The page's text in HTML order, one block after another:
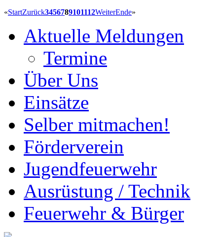
«StartZurück3456789101112WeiterEnde»
Aktuelle Meldungen
Termine
Über Uns
Einsätze
Selber mitmachen!
Förderverein
Jugendfeuerwehr
Ausrüstung / Technik
Feuerwehr & Bürger